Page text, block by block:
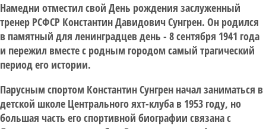
Намедни отместил свой День рождения заслуженный
тренер РСФСР Константин Давидович Сунгрен. Он родился
в памятный для ленинградцев день - 8 сентября 1941 года
и пережил вместе с родным городом самый трагический
период его истории.
Парусным спортом Константин Сунгрен начал заниматься в
детской школе Центрального яхт-клуба в 1953 году, но
большая часть его спортивной биографии связана с